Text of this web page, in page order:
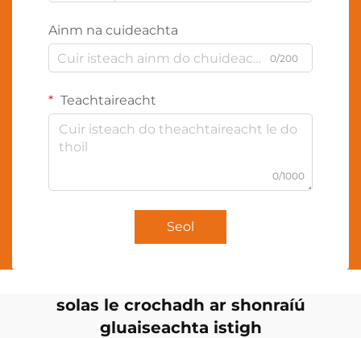
Ainm na cuideachta
0/200
Teachtaireacht
0/1000
Seol
solas le crochadh ar shonraíú
gluaiseachta istigh